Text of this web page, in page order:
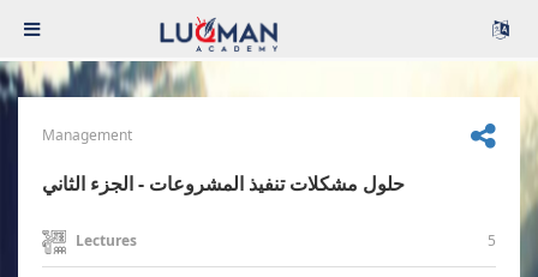
Management
حلول مشكلات تنفيذ المشروعات - الجزء الثاني
Lectures 5